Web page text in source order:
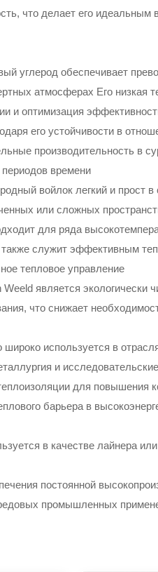
что делает его
углерод обеспечивает
атмосферах Его
и оптимизация
его устойчивости в
производительность в
времени
войлок легкий и прост
или сложных
для ряда
служит эффективным
тепловое управление
Weeld является
что снижает
используется в
и
для повышения
барьера в
в качестве лайнера
постоянной
промышленных